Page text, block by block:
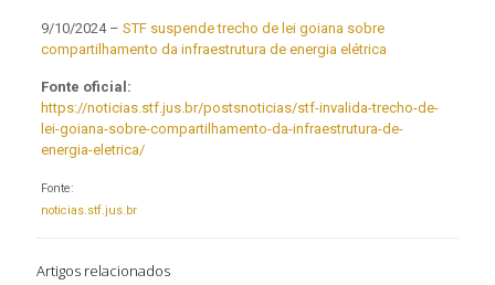
9/10/2024 – STF suspende trecho de lei goiana sobre
compartilhamento da infraestrutura de energia elétrica
Fonte oficial:
https://noticias.stf.jus.br/postsnoticias/stf-invalida-trecho-de-
lei-goiana-sobre-compartilhamento-da-infraestrutura-de-
energia-eletrica/
Fonte:
noticias.stf.jus.br
Artigos relacionados